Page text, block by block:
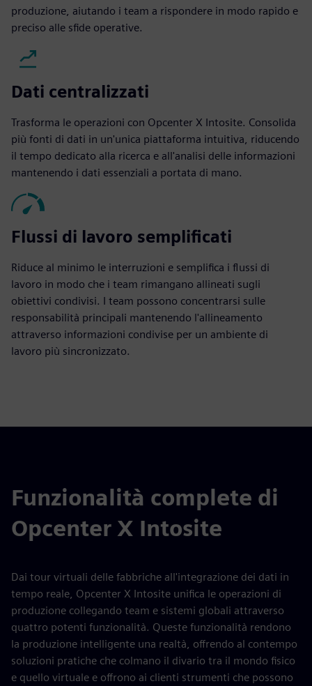
produzione, aiutando i team a rispondere in modo rapido e
preciso alle sfide operative.
Dati centralizzati
Trasforma le operazioni con Opcenter X Intosite. Consolida
più fonti di dati in un'unica piattaforma intuitiva, riducendo
il tempo dedicato alla ricerca e all'analisi delle informazioni
mantenendo i dati essenziali a portata di mano.
Flussi di lavoro semplificati
Riduce al minimo le interruzioni e semplifica i flussi di
lavoro in modo che i team rimangano allineati sugli
obiettivi condivisi. I team possono concentrarsi sulle
responsabilità principali mantenendo l'allineamento
attraverso informazioni condivise per un ambiente di
lavoro più sincronizzato.
Funzionalità complete di
Opcenter X Intosite
Dai tour virtuali delle fabbriche all'integrazione dei dati in
tempo reale, Opcenter X Intosite unifica le operazioni di
produzione collegando team e sistemi globali attraverso
quattro potenti funzionalità. Queste funzionalità rendono
la produzione intelligente una realtà, offrendo al contempo
soluzioni pratiche che colmano il divario tra il mondo fisico
e quello virtuale e offrono ai clienti strumenti che possono